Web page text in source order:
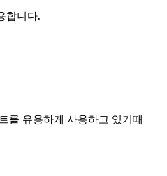
합니다.
를 유용하게 사용하고 있기때